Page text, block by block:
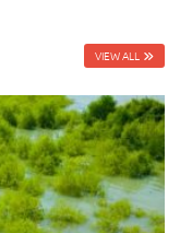
VIEW ALL